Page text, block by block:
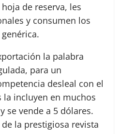
de reserva, les
y consumen los
la palabra
para un
desleal con el
la incluyen en muchos
se vende a 5 dólares.
la prestigiosa revista